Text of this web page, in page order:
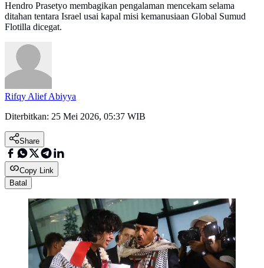
Hendro Prasetyo membagikan pengalaman mencekam selama
ditahan tentara Israel usai kapal misi kemanusiaan Global Sumud
Flotilla dicegat.
Rifqy Alief Abiyya
Diterbitkan: 25 Mei 2026, 05:37 WIB
Share
Copy Link
Batal